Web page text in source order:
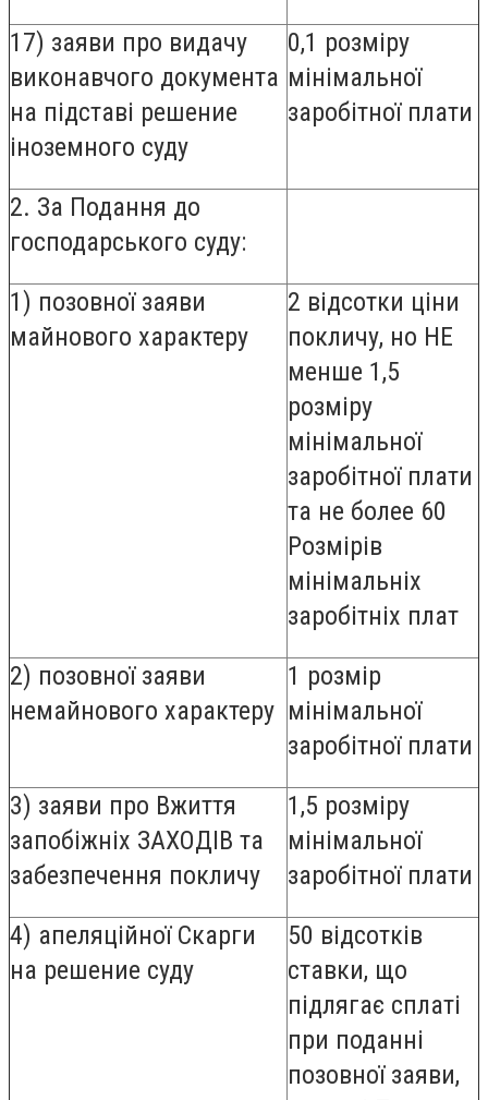
17) заяви про видачу
виконавчого документа
на підставі решение
іноземного суду
0,1 розміру
мінімальної
заробітної плати
2. За Подання до
господарського суду:
1) позовної заяви
майнового характеру
2 відсотки ціни
покличу, но НЕ
менше 1,5
розміру
мінімальної
заробітної плати
та не более 60
Розмірів
мінімальніх
заробітніх плат
2) позовної заяви
немайнового характеру
1 розмір
мінімальної
заробітної плати
3) заяви про Вжиття
запобіжніх ЗАХОДІВ та
забезпечення покличу
1,5 розміру
мінімальної
заробітної плати
4) апеляційної Скарги
на решение суду
50 відсотків
ставки, що
підлягає сплаті
при поданні
позовної заяви,